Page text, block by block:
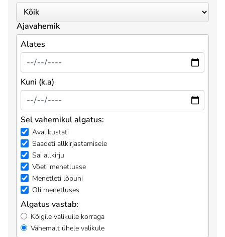
Ajavahemik
Alates
Kuni (k.a)
Sel vahemikul algatus:
Avalikustati
Saadeti allkirjastamisele
Sai allkirju
Võeti menetlusse
Menetleti lõpuni
Oli menetluses
Algatus vastab:
Kõigile valikuile korraga
Vähemalt ühele valikule